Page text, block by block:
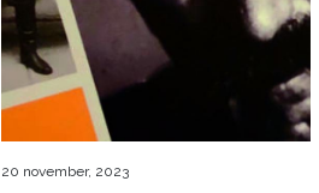
20 november, 2023